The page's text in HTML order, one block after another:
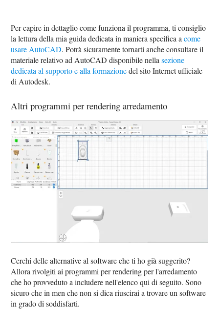
Per capire in dettaglio come funziona il programma, ti consiglio
la lettura della mia guida dedicata in maniera specifica acome
usare AutoCAD. Potrà sicuramente tornarti anche consultare il
materiale relativo ad AutoCAD disponibile nellasezione
dedicata al supporto e alla formazionedel sito Internet ufficiale
di Autodesk.
Altri programmi per rendering arredamento
Cerchi delle alternative al software che ti ho già suggerito?
Allora rivolgiti ai programmi per rendering per l'arredamento
che ho provveduto a includere nell'elenco qui di seguito. Sono
sicuro che in men che non si dica riuscirai a trovare un software
in grado di soddisfarti.